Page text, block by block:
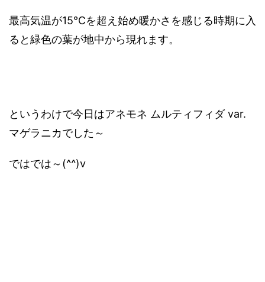
最高気温が15℃を超え始め暖かさを感じる時期に入
ると緑色の葉が地中から現れます。
というわけで今日はアネモネ ムルティフィダ var.
マゲラニカでした～
ではでは～(^^)v